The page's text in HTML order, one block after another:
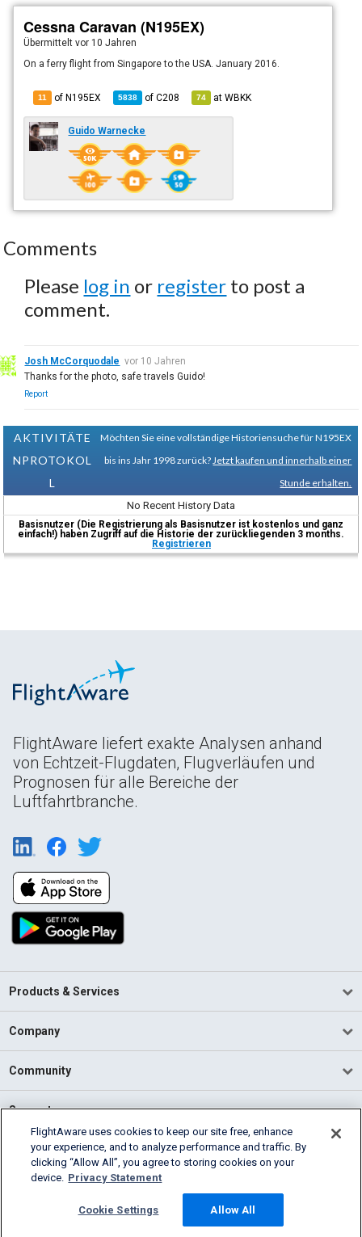
Cessna Caravan (N195EX)
Übermitteltvor 10 Jahren
On a ferry flight from Singapore to the USA. January 2016.
11 of N195EX 5838 ofC208 74 atWBKK
Guido Warnecke
Comments
Please log in or register to post a
comment.
Josh McCorquodale vor 10 Jahren
Thanks for the photo, safe travels Guido!
Report
AKTIVITÄTE
NPROTOKOL
L
Möchten Sie eine vollständige Historiensuche für N195EX
bis ins Jahr 1998 zurück? Jetzt kaufen und innerhalb einer
Stunde erhalten.
No Recent History Data
Basisnutzer (Die Registrierung als Basisnutzer ist kostenlos und ganz
einfach!) haben Zugriff auf die Historie der zurückliegenden 3 months.
Registrieren
FlightAware liefert exakte Analysen anhand
von Echtzeit-Flugdaten, Flugverläufen und
Prognosen für alle Bereiche der
Luftfahrtbranche.
Products & Services
Company
Community
Support
English (USA)
2026 FlightAware
Cookie Settings
FlightAware uses cookies to keep our site free, enhance
your experience, and to analyze performance and traffic. By
clicking “Allow All”, you agree to storing cookies on your
device. Privacy Statement
Cookie Settings Allow All